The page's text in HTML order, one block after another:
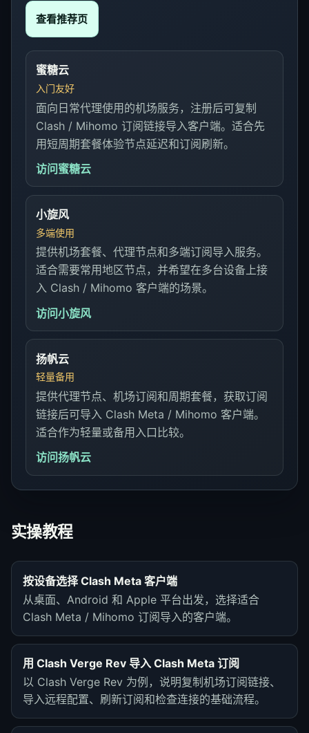
查看推荐页
蜜糖云
入门友好
面向日常代理使用的机场服务，注册后可复制
Clash / Mihomo 订阅链接导入客户端。适合先
用短周期套餐体验节点延迟和订阅刷新。
访问蜜糖云
小旋风
多端使用
提供机场套餐、代理节点和多端订阅导入服务。
适合需要常用地区节点，并希望在多台设备上接
入 Clash / Mihomo 客户端的场景。
访问小旋风
扬帆云
轻量备用
提供代理节点、机场订阅和周期套餐，获取订阅
链接后可导入 Clash Meta / Mihomo 客户端。
适合作为轻量或备用入口比较。
访问扬帆云
实操教程
按设备选择 Clash Meta 客户端
从桌面、Android 和 Apple 平台出发，选择适合
Clash Meta / Mihomo 订阅导入的客户端。
用 Clash Verge Rev 导入 Clash Meta 订阅
以 Clash Verge Rev 为例，说明复制机场订阅链接、
导入远程配置、刷新订阅和检查连接的基础流程。